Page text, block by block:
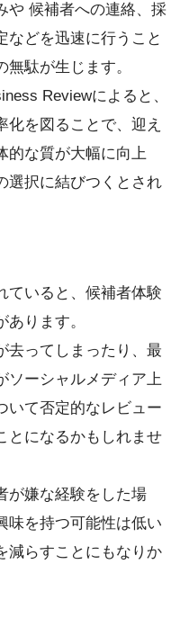
や 候補者への連絡、採
などを迅速に行うこと
駄が生じます。
Reviewによると、
化を図ることで、迎え
的な質が大幅に向上
選択に結びつくとされ
ていると、候補者体験
ります。
去ってしまったり、最
ソーシャルメディア上
いて否定的なレビュー
とになるかもしれませ
が嫌な経験をした場
味を持つ可能性は低い
減らすことにもなりか